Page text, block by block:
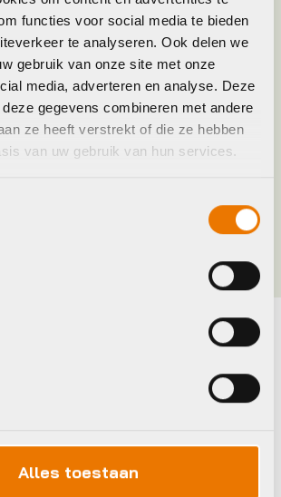
functies voor social media te bieden
te analyseren. Ook delen we
gebruik van onze site met onze
media, adverteren en analyse. Deze
gegevens combineren met andere
ze heeft verstrekt of die ze hebben
van uw gebruik van hun services.
Alles toestaan
prime bibtight performance men black
Agu
Zwart